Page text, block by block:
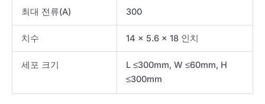
최대 전류(A) 300
치수 14 x 5.6 x 18 인치
세포 크기
L ≤300mm, W ≤60mm, H
≤300mm